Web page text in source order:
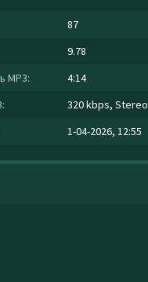
87
9.78
MP3:
4:14
320 kbps, Stereo
1-04-2026, 12:55